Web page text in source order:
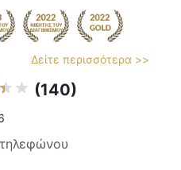
Δείτε περισσότερα >>
(140)